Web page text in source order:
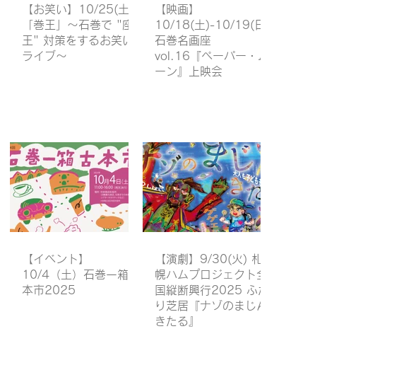
【お笑い】10/25(土)
「巻王」〜石巻で "座
王" 対策をするお笑い
ライブ〜
【映画】
10/18(土)-10/19(日)
石巻名画座
vol.16『ペーパー・ム
ーン』上映会
【イベント】
10/4（土）石巻一箱古
本市2025
【演劇】9/30(火) 札
幌ハムプロジェクト全
国縦断興行2025 ふた
り芝居『ナゾのまじん
きたる』